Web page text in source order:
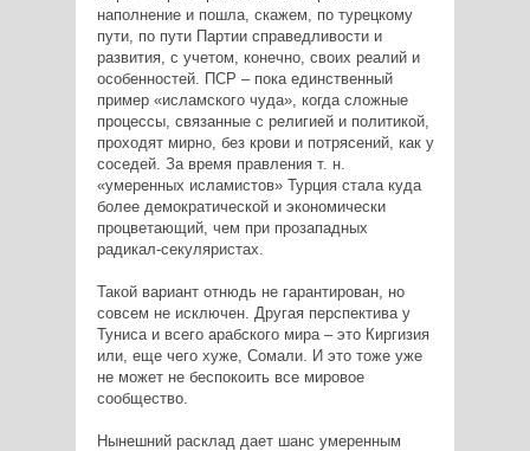
наполнение и пошла, скажем, по турецкому
пути, по пути Партии справедливости и
развития, с учетом, конечно, своих реалий и
особенностей. ПСР – пока единственный
пример «исламского чуда», когда сложные
процессы, связанные с религией и политикой,
проходят мирно, без крови и потрясений, как у
соседей. За время правления т. н.
«умеренных исламистов» Турция стала куда
более демократической и экономически
процветающий, чем при прозападных
радикал-секуляристах.
Такой вариант отнюдь не гарантирован, но
совсем не исключен. Другая перспектива у
Туниса и всего арабского мира – это Киргизия
или, еще чего хуже, Сомали. И это тоже уже
не может не беспокоить все мировое
сообщество.
Нынешний расклад дает шанс умеренным